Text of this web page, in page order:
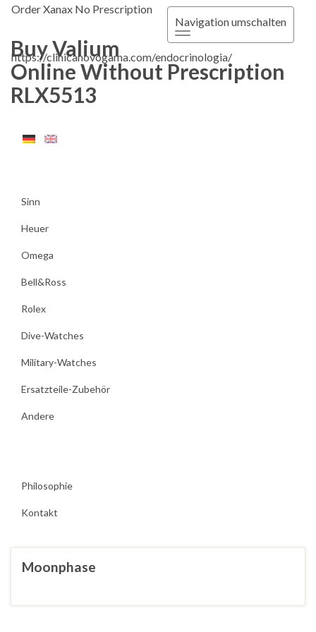
Navigation umschalten
Order Xanax No Prescription
https://clinicanovogama.com/endocrinologia/
Buy Valium
Online Without Prescription
RLX5513
Sinn
Heuer
Omega
Bell&Ross
Rolex
Dive-Watches
Military-Watches
Ersatzteile-Zubehör
Andere
Philosophie
Kontakt
Moonphase